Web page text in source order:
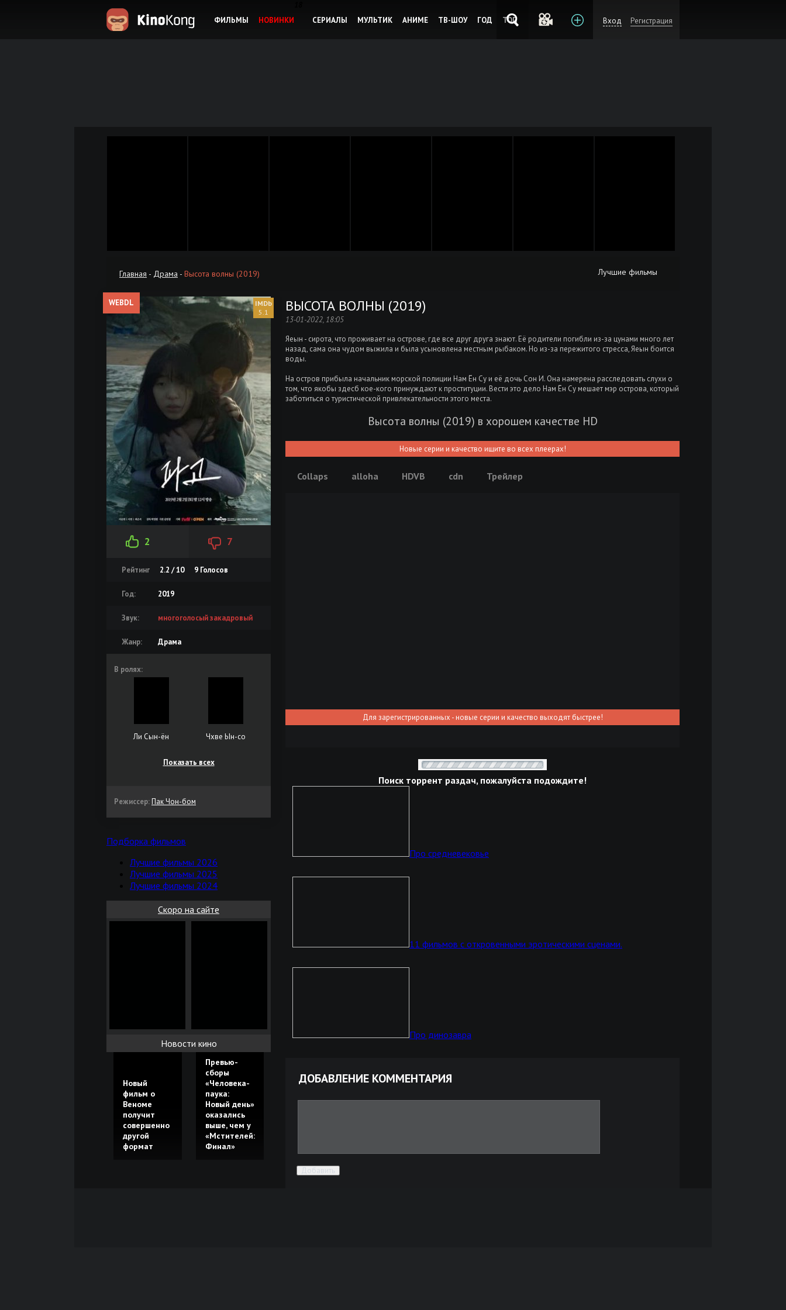
ФИЛЬМЫ НОВИНКИ
СЕРИАЛЫ
МУЛЬТИК АНИМЕ ТВ-ШОУ ГОД ТОП Вход Регистрация
Главная - Драма - Высота волны (2019) Лучшие фильмы
WEBDL
5.1
2 7
Рейтинг 2.2 / 10 9 Голосов
Год: 2019
Звук: многоголосый закадровый
Жанр: Драма
В ролях:
Ли Сын-ён Чхве Ын-со
Показать всех
Режиссер:Пак Чон-бом
Подборка фильмов
Лучшие фильмы 2026
Лучшие фильмы 2025
Лучшие фильмы 2024
Скоро на сайте
Новости кино
Новый
фильм о
Веноме
получит
совершенно
другой
формат
Превью-
сборы
«Человека-
паука:
Новый день»
оказались
выше, чем у
«Мстителей:
Финал»
ВЫСОТА ВОЛНЫ (2019)
13-01-2022, 18:05
Яеын - сирота, что проживает на острове, где все друг друга знают. Её родители погибли из-за цунами много лет
назад, сама она чудом выжила и была усыновлена местным рыбаком. Но из-за пережитого стресса, Яеын боится
воды.
На остров прибыла начальник морской полиции Нам Ён Су и её дочь Сон И. Она намерена расследовать слухи о
том, что якобы здесб кое-кого принуждают к проституции. Вести это дело Нам Ён Су мешает мэр острова, который
заботиться о туристической привлекательности этого места.
Высота волны (2019) в хорошем качестве HD
Новые серии и качество ищите во всех плеерах!
Collaps alloha HDVB cdn Трейлер
Для зарегистрированных - новые серии и качество выходят быстрее!
Поиск торрент раздач, пожалуйста подождите!
Про средневековье
11 фильмов с откровенными эротическими сценами.
Про динозавра
ДОБАВЛЕНИЕ КОММЕНТАРИЯ
Добавить